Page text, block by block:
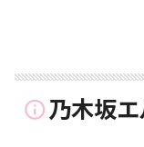
info_outline乃木坂エ